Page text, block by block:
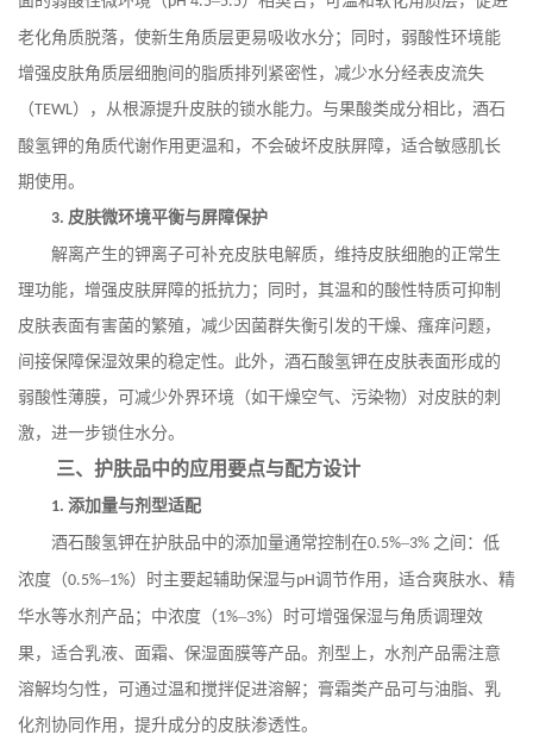
老化角质脱落，使新生角质层更易吸收水分；同时，弱酸性环境能
增强皮肤角质层细胞间的脂质排列紧密性，减少水分经表皮流失
（TEWL），从根源提升皮肤的锁水能力。与果酸类成分相比，酒石
酸氢钾的角质代谢作用更温和，不会破坏皮肤屏障，适合敏感肌长
期使用。
3. 皮肤微环境平衡与屏障保护
解离产生的钾离子可补充皮肤电解质，维持皮肤细胞的正常生
理功能，增强皮肤屏障的抵抗力；同时，其温和的酸性特质可抑制
皮肤表面有害菌的繁殖，减少因菌群失衡引发的干燥、瘙痒问题，
间接保障保湿效果的稳定性。此外，酒石酸氢钾在皮肤表面形成的
弱酸性薄膜，可减少外界环境（如干燥空气、污染物）对皮肤的刺
激，进一步锁住水分。
三、护肤品中的应用要点与配方设计
1. 添加量与剂型适配
酒石酸氢钾在护肤品中的添加量通常控制在0.5%–3% 之间：低
浓度（0.5%–1%）时主要起辅助保湿与pH调节作用，适合爽肤水、精
华水等水剂产品；中浓度（1%–3%）时可增强保湿与角质调理效
果，适合乳液、面霜、保湿面膜等产品。剂型上，水剂产品需注意
溶解均匀性，可通过温和搅拌促进溶解；膏霜类产品可与油脂、乳
化剂协同作用，提升成分的皮肤渗透性。